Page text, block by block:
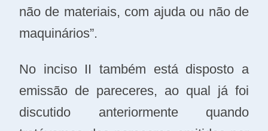
não de materiais, com ajuda ou não de
maquinários”.
No inciso II também está disposto a
emissão de pareceres, ao qual já foi
discutido anteriormente quando